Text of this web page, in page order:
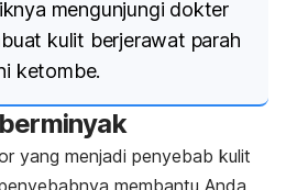
mengunjungi dokter
kulit berjerawat parah
ketombe.
yang menjadi penyebab kulit
membantu Anda